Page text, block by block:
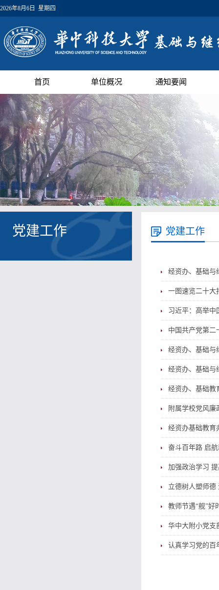
2026年8月6日 星期四
首页 单位概况 通知要闻
党建工作 党建工作
经资办、基础与
一图速览二十大
习近平：高举
中国共产党第
经资办、基础与
经资办、基础与
经资办、基础教
附属学校党风廉
经资办基础教育
奋斗百年路 启
加强政治学习
立德树人塑师德
教师节遇“舰”好
华中大附小党支
认真学习党的百